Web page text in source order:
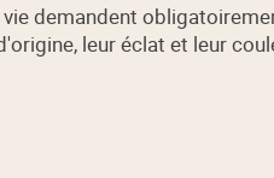
demandent
leur éclat et leur